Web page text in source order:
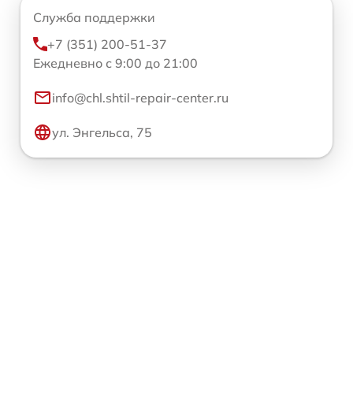
Служба поддержки
+7 (351) 200-51-37
Ежедневно с 9:00 до 21:00
info@chl.shtil-repair-center.ru
ул. Энгельса, 75